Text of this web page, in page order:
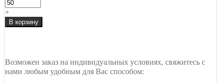
+
В корзину
Возможен заказ на индивидуальных условиях, свяжитесь с
нами любым удобным для Вас способом: